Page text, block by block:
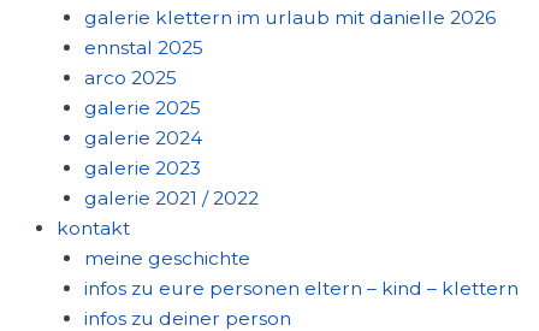
galerie klettern im urlaub mit danielle 2026
ennstal 2025
arco 2025
galerie 2025
galerie 2024
galerie 2023
galerie 2021 / 2022
kontakt
meine geschichte
infos zu eure personen eltern – kind – klettern
infos zu deiner person